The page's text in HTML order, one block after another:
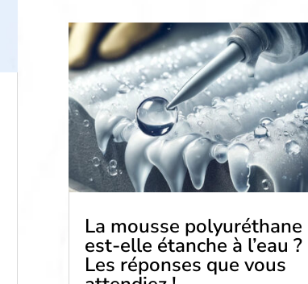
La mousse polyuréthane
est-elle étanche à l’eau ?
Les réponses que vous